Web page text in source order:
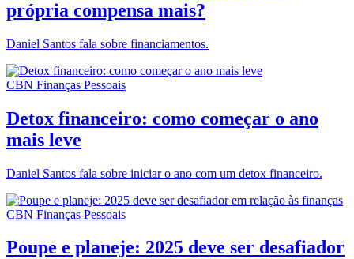
própria compensa mais?
Daniel Santos fala sobre financiamentos.
CBN Finanças Pessoais
Detox financeiro: como começar o ano
mais leve
Daniel Santos fala sobre iniciar o ano com um detox financeiro.
CBN Finanças Pessoais
Poupe e planeje: 2025 deve ser desafiador